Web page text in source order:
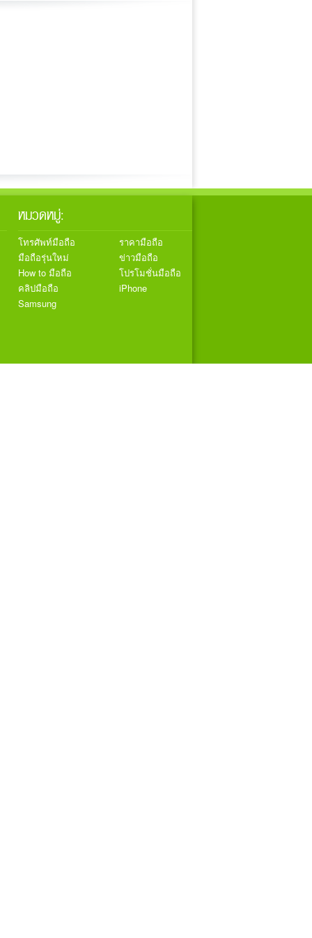
หมวดหมู่:
โทรศัพท์มือถือ
ราคามือถือ
มือถือรุ่นใหม่
ข่าวมือถือ
How to มือถือ
โปรโมชั่นมือถือ
คลิปมือถือ
iPhone
Samsung